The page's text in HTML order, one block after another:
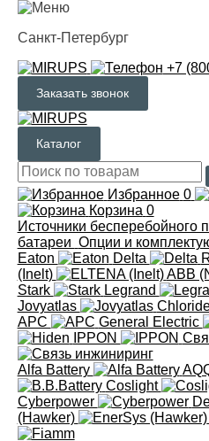
Санкт-Петербург
+7
Заказать звонок
Каталог
Избранное 0
Корзина 0
Источники бесперебойного
батареи Опции и
Eaton
Delta
(Inelt)
ABB
Stark
Legrand
Jovyatlas
APC
General Electric
IPPON
Alfa Battery
Coslight
Cyberpower
(Hawker)